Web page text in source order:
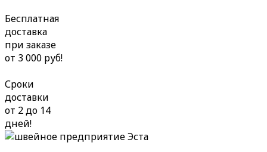
Бесплатная
доставка
при заказе
от 3 000 руб!
Сроки
доставки
от 2 до 14
дней!